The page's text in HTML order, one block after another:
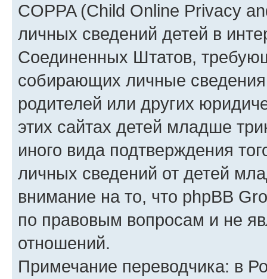
COPPA (Child Online Privacy
личных сведений детей в
Соединенных Штатов,
собирающих личные
родителей или других
этих сайтах детей младше
иного вида подтверждения
личных сведений от детей
внимание на то, что phpBB
по правовым вопросам и не
отношений.
Примечание переводчика: в